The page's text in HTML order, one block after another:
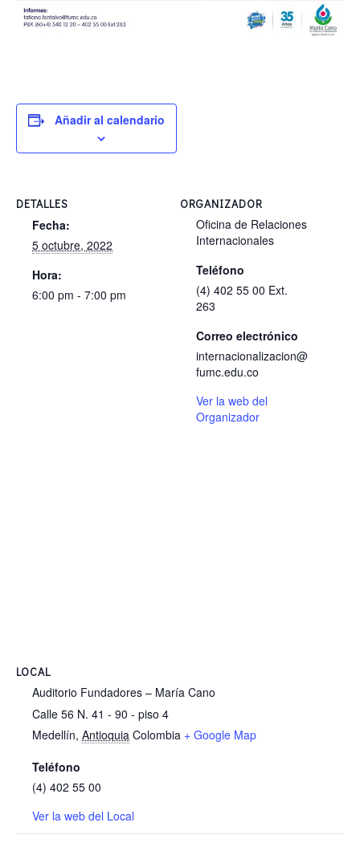
Añadir al calendario
DETALLES
Fecha:
5 octubre, 2022
Hora:
6:00 pm - 7:00 pm
ORGANIZADOR
Oficina de Relaciones
Internacionales
Teléfono
(4) 402 55 00 Ext.
263
Correo electrónico
internacionalizacion@
fumc.edu.co
Ver la web del
Organizador
LOCAL
Auditorio Fundadores – María Cano
Calle 56 N. 41 - 90 - piso 4
Medellín, Antioquia Colombia + Google Map
Teléfono
(4) 402 55 00
Ver la web del Local